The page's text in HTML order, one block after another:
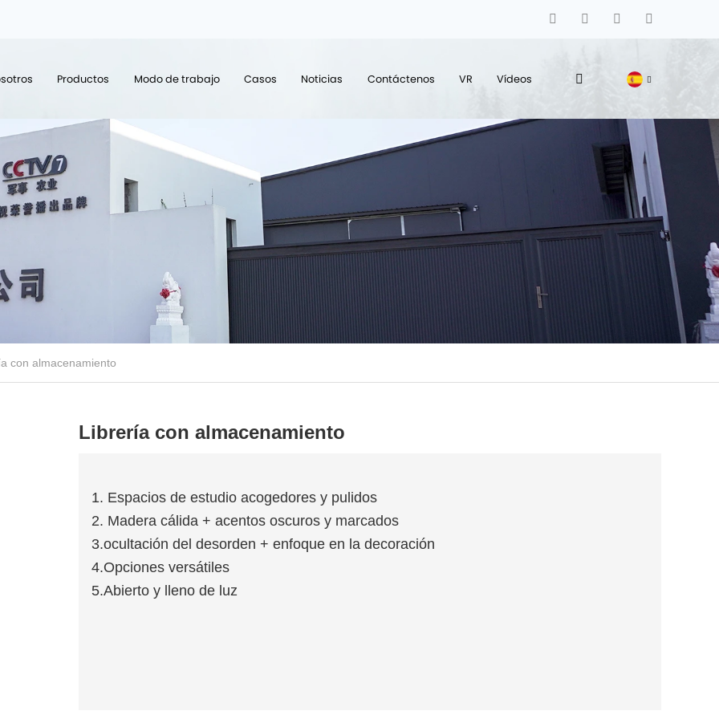
Productos Modo de trabajo Casos Noticias Contáctenos VR Vídeos
con almacenamiento
Librería con almacenamiento
1. Espacios de estudio acogedores y pulidos
2. Madera cálida + acentos oscuros y marcados
3.ocultación del desorden + enfoque en la decoración
4.Opciones versátiles
5.Abierto y lleno de luz